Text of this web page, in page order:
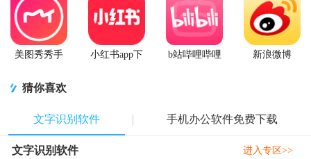
美图秀秀手
小红书app下
b站哔哩哔哩
新浪微博
猜你喜欢
文字识别软件 手机办公软件免费下载
文字识别软件 进入专区>>